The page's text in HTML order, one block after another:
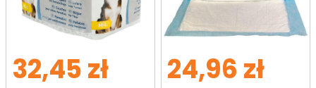
32,45 zł 24,96 zł